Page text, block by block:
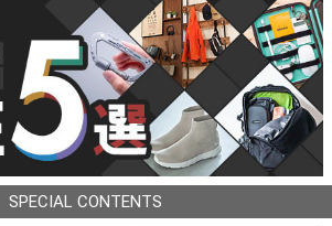
SPECIAL CONTENTS